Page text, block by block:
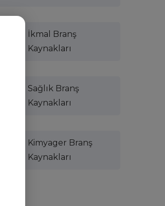
İkmal Branş
Kaynakları
Sağlık Branş
Kaynakları
Kimyager Branş
Kaynakları